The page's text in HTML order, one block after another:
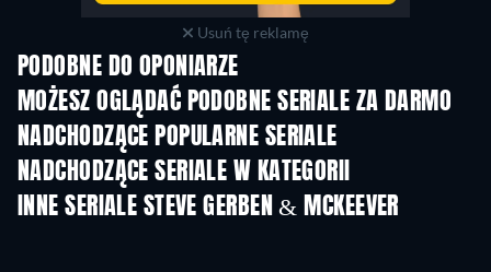
Usuń tę reklamę
PODOBNE DO OPONIARZE
TV
MOŻESZ OGLĄDAĆ PODOBNE SERIALE ZA DARMO
TV
NADCHODZĄCE POPULARNE SERIALE
TV TV
NADCHODZĄCE SERIALE W KATEGORII
Sezon 2 Sezon 1
INNE SERIALE STEVE GERBEN & MCKEEVER
TV TV